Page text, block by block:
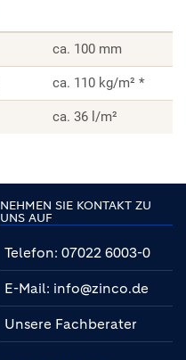
ca. 100 mm
ca. 110 kg/m² *
ca. 36 l/m²
NEHMEN SIE KONTAKT ZU
UNS AUF
Telefon: 07022 6003-0
E-Mail: info@zinco.de
Unsere Fachberater